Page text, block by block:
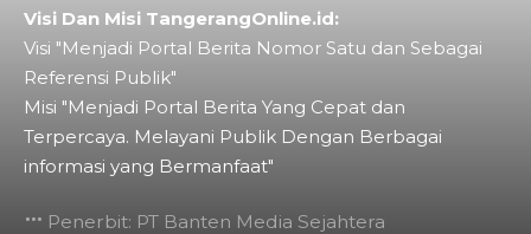
Visi Dan Misi TangerangOnline.id:
Visi "Menjadi Portal Berita Nomor Satu dan Sebagai
Referensi Publik"
Misi "Menjadi Portal Berita Yang Cepat dan
Terpercaya. Melayani Publik Dengan Berbagai
informasi yang Bermanfaat"
Penerbit: PT Banten Media Sejahtera